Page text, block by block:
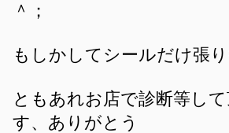
＾；
もしかしてシールだけ張
ともあれお店で診断等し
す、ありがとう